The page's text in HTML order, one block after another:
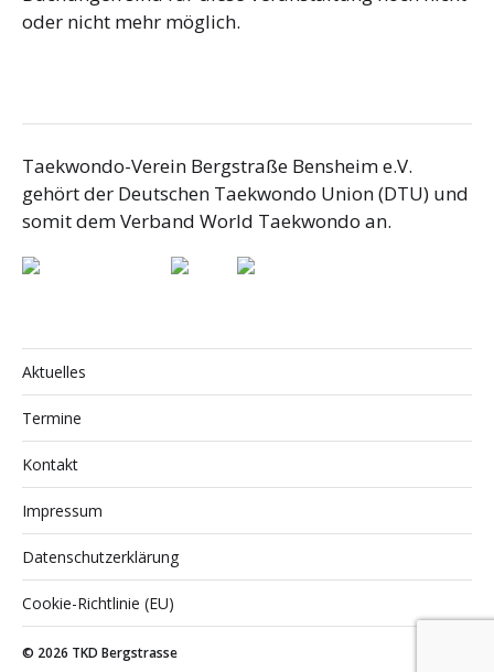
oder nicht mehr möglich.
Taekwondo-Verein Bergstraße Bensheim e.V.
gehört der Deutschen Taekwondo Union (DTU) und
somit dem Verband World Taekwondo an.
Aktuelles
Termine
Kontakt
Impressum
Datenschutzerklärung
Cookie-Richtlinie (EU)
© 2026 TKD Bergstrasse